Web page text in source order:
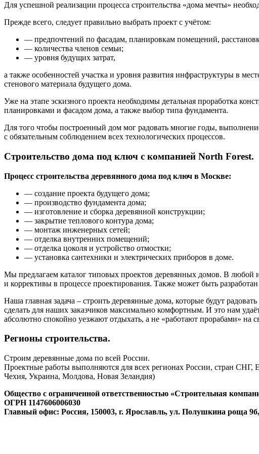
Для успешной реализации процесса строительства «дома мечты»
Прежде всего, следует правильно выбрать проект с учётом:
— предпочтений по фасадам, планировкам помещений,
— количества членов семьи;
— уровня будущих затрат,
а также особенностей участка и уровня развития инфраструктуры в
стенового материала будущего дома.
Уже на этапе эскизного проекта необходимы детальная проработка
планировками и фасадом дома, а также выбор типа фундамента.
Для того чтобы построенный дом мог радовать многие годы,
с обязательным соблюдением всех технологических процессов.
Строительство дома под ключ с компанией North Forest.
Процесс строительства деревянного дома под ключ в Москве:
— создание проекта будущего дома;
— производство фундамента дома;
— изготовление и сборка деревянной конструкции;
— закрытие теплового контура дома;
— монтаж инженерных сетей;
— отделка внутренних помещений;
— отделка цоколя и устройство отмостки;
— установка сантехники и электрических приборов в доме.
Мы предлагаем каталог типовых проектов деревянных домов. В любой
и коррективы в процессе проектирования. Также может быть
Наша главная задача – строить деревянные дома, которые будут
сделать для наших заказчиков максимально комфортным. И это нам
абсолютно спокойно уезжают отдыхать, а не «работают прорабами» на
Регионы строительства.
Строим деревянные дома по всей России.
Проектные работы выполняются для всех регионах России, стран СНГ,
Чехия, Украина, Молдова, Новая Зеландия)
Общество с ограниченной ответственностью «Строительная
ОГРН 1147606006030
Главный офис: Россия, 150003, г. Ярославль, ул. Полушкина роща